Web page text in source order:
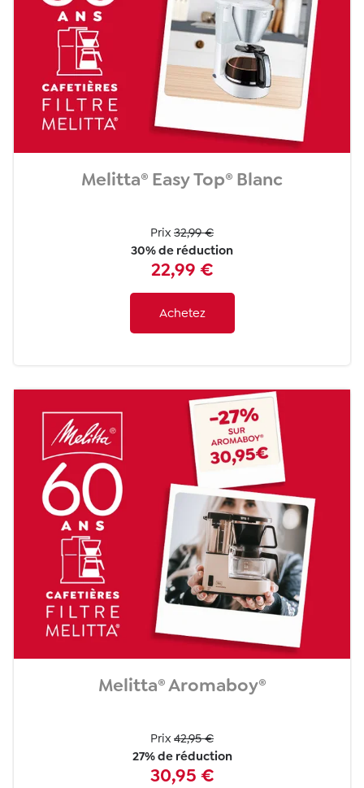
Melitta® Easy Top® Blanc
Prix 32,99 €
30% de réduction
22,99 €
Achetez
Melitta® Aromaboy®
Prix 42,95 €
27% de réduction
30,95 €